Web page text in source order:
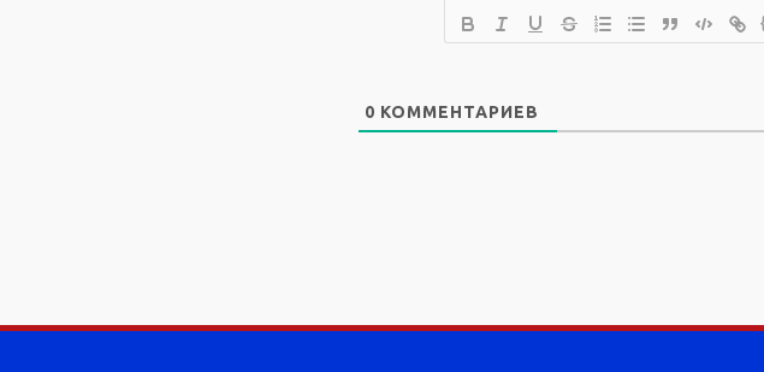
0 КОММЕНТАРИЕВ